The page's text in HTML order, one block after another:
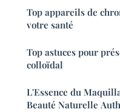
Top appareils de
votre santé
Top astuces pour
colloïdal
L'Essence du
Beauté Naturelle